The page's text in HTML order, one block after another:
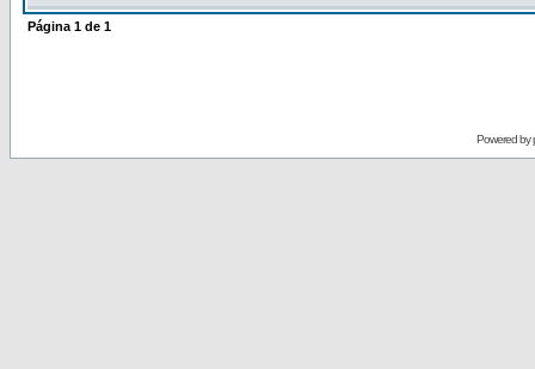
Página 1 de 1
Powered by